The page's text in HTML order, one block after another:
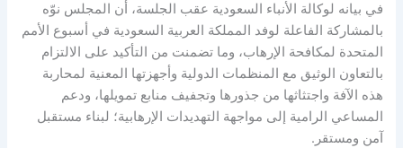
في بيانه لوكالة الأنباء السعودية عقب الجلسة، أن المجلس نوّه
بالمشاركة الفاعلة لوفد المملكة العربية السعودية في أسبوع الأمم
المتحدة لمكافحة الإرهاب، وما تضمنت من التأكيد على الالتزام
بالتعاون الوثيق مع المنظمات الدولية وأجهزتها المعنية لمحاربة
هذه الآفة واجتثاثها من جذورها وتجفيف منابع تمويلها، ودعم
المساعي الرامية إلى مواجهة التهديدات الإرهابية؛ لبناء مستقبل
آمن ومستقر.